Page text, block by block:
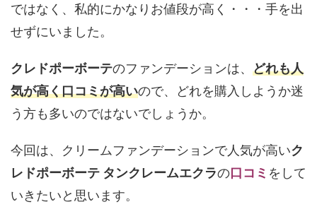
ではなく、私的にかなりお値段が高く・・・手を出
せずにいました。
クレドポーボーテのファンデーションは、 どれも人
気が高く口コミが高いので、どれを購入しようか迷
う方も多いのではないでしょうか。
今回は、クリームファンデーションで人気が高いク
レドポーボーテ タンクレームエクラの口コミ をして
いきたいと思います。